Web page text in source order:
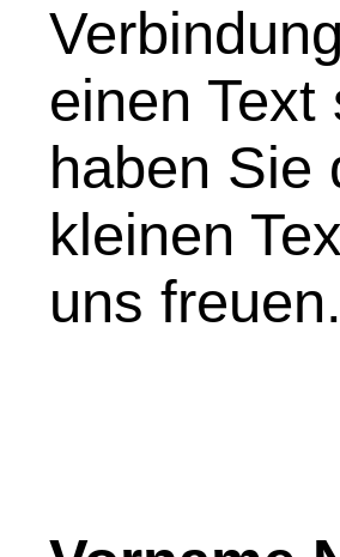
einen
haben Sie
kleinen
uns freuen.